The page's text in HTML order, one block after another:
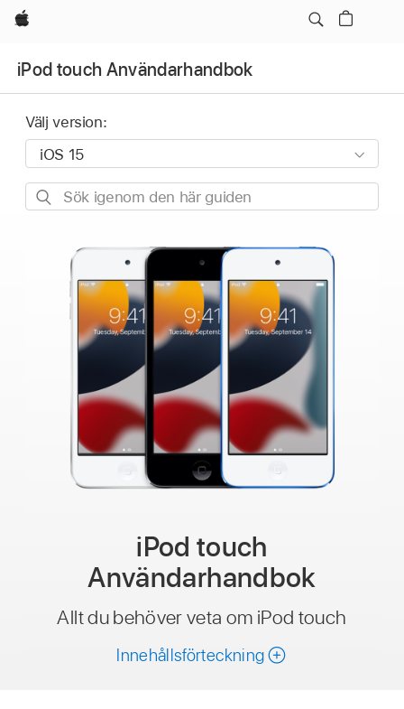
Apple
iPod touch Användarhandbok
Välj version:
Sök
iPod touch
Användarhandbok
Allt du behöver veta om iPod touch
Innehållsförteckning